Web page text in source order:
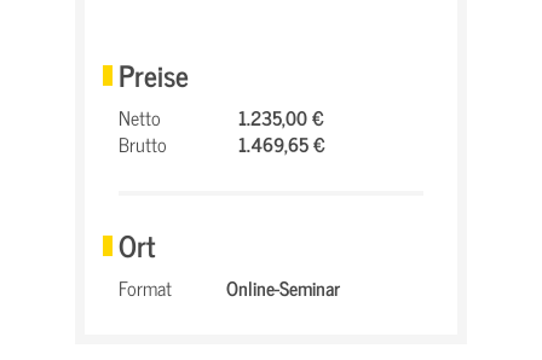
Preise
Netto
1.235,00 €
Brutto
1.469,65 €
Ort
Format Online-Seminar